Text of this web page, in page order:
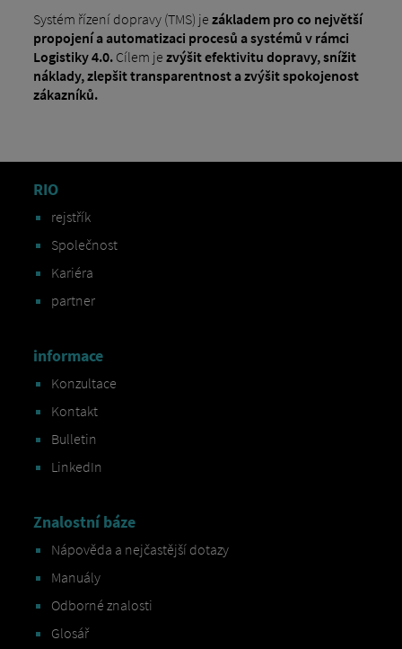
Systém řízení dopravy (TMS) je základem pro co největší
propojení a automatizaci procesů a systémů v rámci
Logistiky 4.0.Cílem je zvýšit efektivitu dopravy, snížit
náklady, zlepšit transparentnost a zvýšit spokojenost
zákazníků.
RIO
rejstřík
Společnost
Kariéra
partner
informace
Konzultace
Kontakt
Bulletin
LinkedIn
Znalostní báze
Nápověda a nejčastější dotazy
Manuály
Odborné znalosti
Glosář